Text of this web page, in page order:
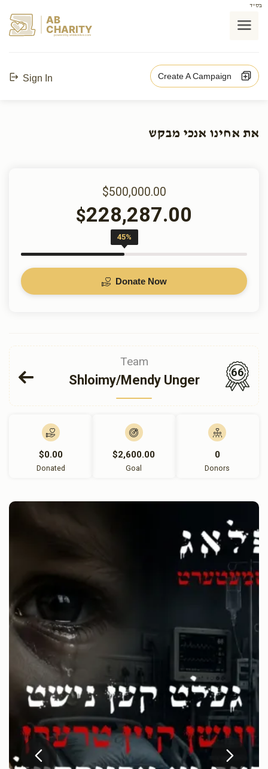
בס"ד
AB
CHARITY
powerd by ahblicklive.com
Sign In Create A Campaign
את אחינו אנכי מבקש
$500,000.00
$228,287.00
45%
Donate Now
Team
Shloimy/Mendy Unger
66
$0.00
Donated
$2,600.00
Goal
0
Donors